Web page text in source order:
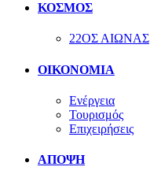
ΚΟΣΜΟΣ
22ΟΣ ΑΙΩΝΑΣ
ΟΙΚΟΝΟΜΙΑ
Ενέργεια
Τουρισμός
Επιχειρήσεις
ΑΠΟΨΗ